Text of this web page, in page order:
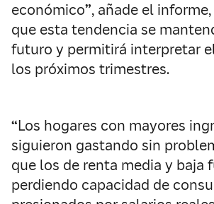
económico”, añade el
que esta tendencia se
futuro y permitirá interpretar
los próximos trimestres.
“Los hogares con mayores
siguieron gastando sin
que los de renta media y baja
perdiendo capacidad de